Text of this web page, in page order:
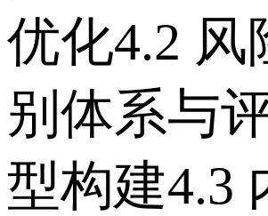
优化 4.2 风
别体系与
型构建 4.3